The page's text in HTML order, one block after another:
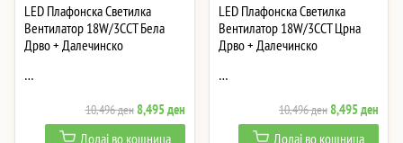
LED Плафонска Светилка
Вентилатор 18W/3CCT Бела
Дрво + Далечинско
…
10,496денOriginal
price
8,495денCurrent
price
Додај во кошница
LED Плафонска Светилка
Вентилатор 18W/3CCT Црна
Дрво + Далечинско
…
10,496денOriginal
price
8,495ден
price
Додај во кошница